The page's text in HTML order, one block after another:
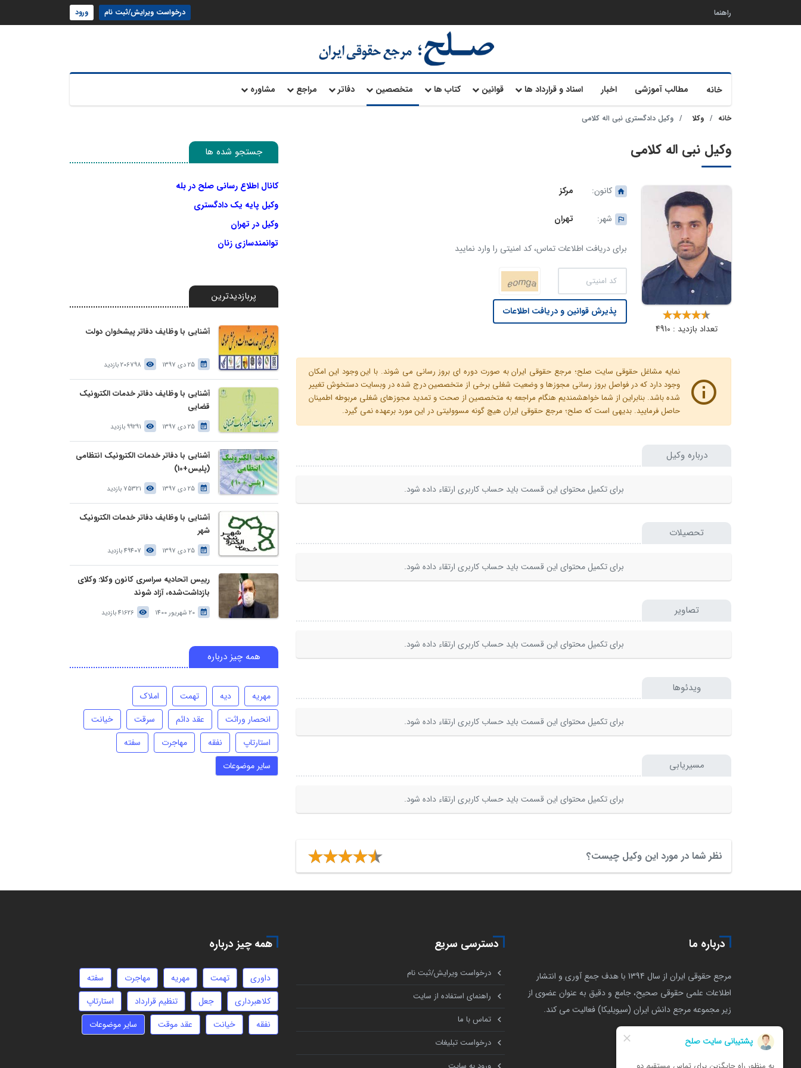
راهنما درخواست ویرایش/ثبت نام ورود
خانه مطالب آموزشی اخبار اسناد و قرارداد ها قوانین کتاب ها متخصصین دفاتر مراجع مشاوره
خانه وکلا وکیل دادگستری نبی اله کلامی
وکیل نبی اله کلامی
تعداد بازدید : 4910
کانون: مرکز
شهر: تهران
برای دریافت اطلاعات تماس، کد امنیتی را وارد نمایید
پذیرش قوانین و دریافت اطلاعات
نمایه مشاغل حقوقی سایت صلح؛ مرجع حقوقی ایران به صورت دوره ای بروز رسانی می شوند. با این وجود این امکان
وجود دارد که در فواصل بروز رسانی مجوزها و وضعیت شغلی برخی از متخصصین درج شده در وبسایت دستخوش تغییر
شده باشد. بنابراین از شما خواهشمندیم هنگام مراجعه به متخصصین از صحت و تمدید مجوزهای شغلی مربوطه اطمینان
حاصل فرمایید. بدیهی است که صلح؛ مرجع حقوقی ایران هیچ گونه مسوولیتی در این مورد برعهده نمی گیرد.
درباره وکیل
برای تکمیل محتوای این قسمت باید حساب کاربری ارتقاء داده شود.
تحصیلات
برای تکمیل محتوای این قسمت باید حساب کاربری ارتقاء داده شود.
تصاویر
برای تکمیل محتوای این قسمت باید حساب کاربری ارتقاء داده شود.
ویدئوها
برای تکمیل محتوای این قسمت باید حساب کاربری ارتقاء داده شود.
مسیریابی
برای تکمیل محتوای این قسمت باید حساب کاربری ارتقاء داده شود.
نظر شما در مورد این وکیل چیست؟
جستجو شده ها
کانال اطلاع رسانی صلح در بله
وکیل پایه یک دادگستری
وکیل در تهران
توانمندسازی زنان
پربازدیدترین
آشنایی با وظایف دفاتر پیشخوان دولت
25 دی 1397 206798 بازدید
آشنایی با وظایف دفاتر خدمات الکترونیک
قضایی
25 دی 1397 99291 بازدید
آشنایی با دفاتر خدمات الکترونیک انتظامی
(پلیس+10)
25 دی 1397 75321 بازدید
آشنایی با وظایف دفاتر خدمات الکترونیک
شهر
25 دی 1397 49407 بازدید
رییس اتحادیه سراسری کانون وکلا: وکلای
بازداشت‌شده، آزاد شوند
20 شهریور 1400 41626 بازدید
همه چیز درباره
مهریه دیه تهمت
املاک
انحصار وراثت
عقد دائم سرقت
خیانت
استارتاپ
نفقه مهاجرت
سفته
سایر موضوعات
درباره ما
مرجع حقوقی ایران از سال 1394 با هدف جمع آوری و انتشار
اطلاعات علمی حقوقی صحیح، جامع و دقیق به عنوان عضوی از
زیر مجموعه مرجع دانش ایران (سیویلیکا) فعالیت می کند.
دسترسی سریع
درخواست ویرایش/ثبت نام
راهنمای استفاده از سایت
تماس با ما
درخواست تبلیغات
همه چیز درباره
داوری تهمت مهریه مهاجرت
سفته
کلاهبرداری
جعل تنظیم قرارداد
استارتاپ
نفقه
خیانت عقد موقت سایر موضوعات